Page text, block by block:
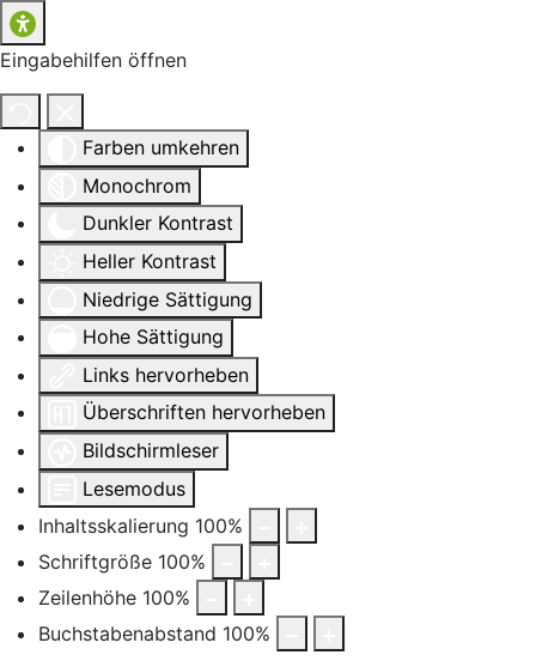
Eingabehilfen öffnen
Farben umkehren
Monochrom
Dunkler Kontrast
Heller Kontrast
Niedrige Sättigung
Hohe Sättigung
Links hervorheben
Überschriften hervorheben
Bildschirmleser
Lesemodus
Inhaltsskalierung 100%
Schriftgröße 100%
Zeilenhöhe 100%
Buchstabenabstand 100%